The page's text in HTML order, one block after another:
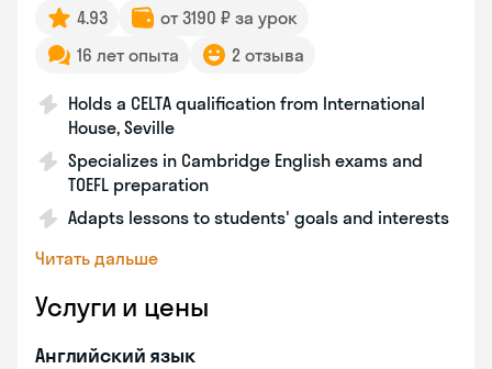
4.93
от 3190 ₽ за урок
16 лет опыта
2 отзыва
Holds a CELTA qualification from International
House, Seville
Specializes in Cambridge English exams and
TOEFL preparation
Adapts lessons to students' goals and interests
Читать дальше
Услуги и цены
Английский язык